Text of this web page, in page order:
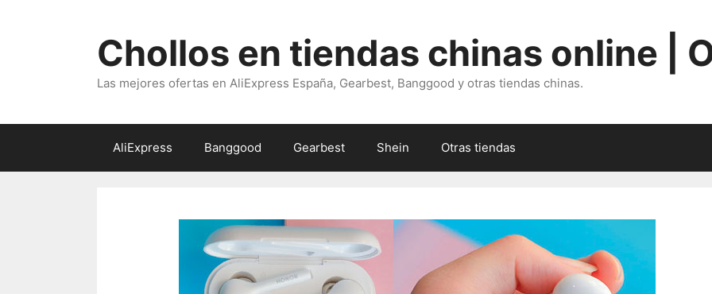
Chollos en tiendas chinas online |
Las mejores ofertas en AliExpress España, Gearbest, Banggood y otras tiendas chinas.
AliExpress Banggood Gearbest Shein Otras tiendas